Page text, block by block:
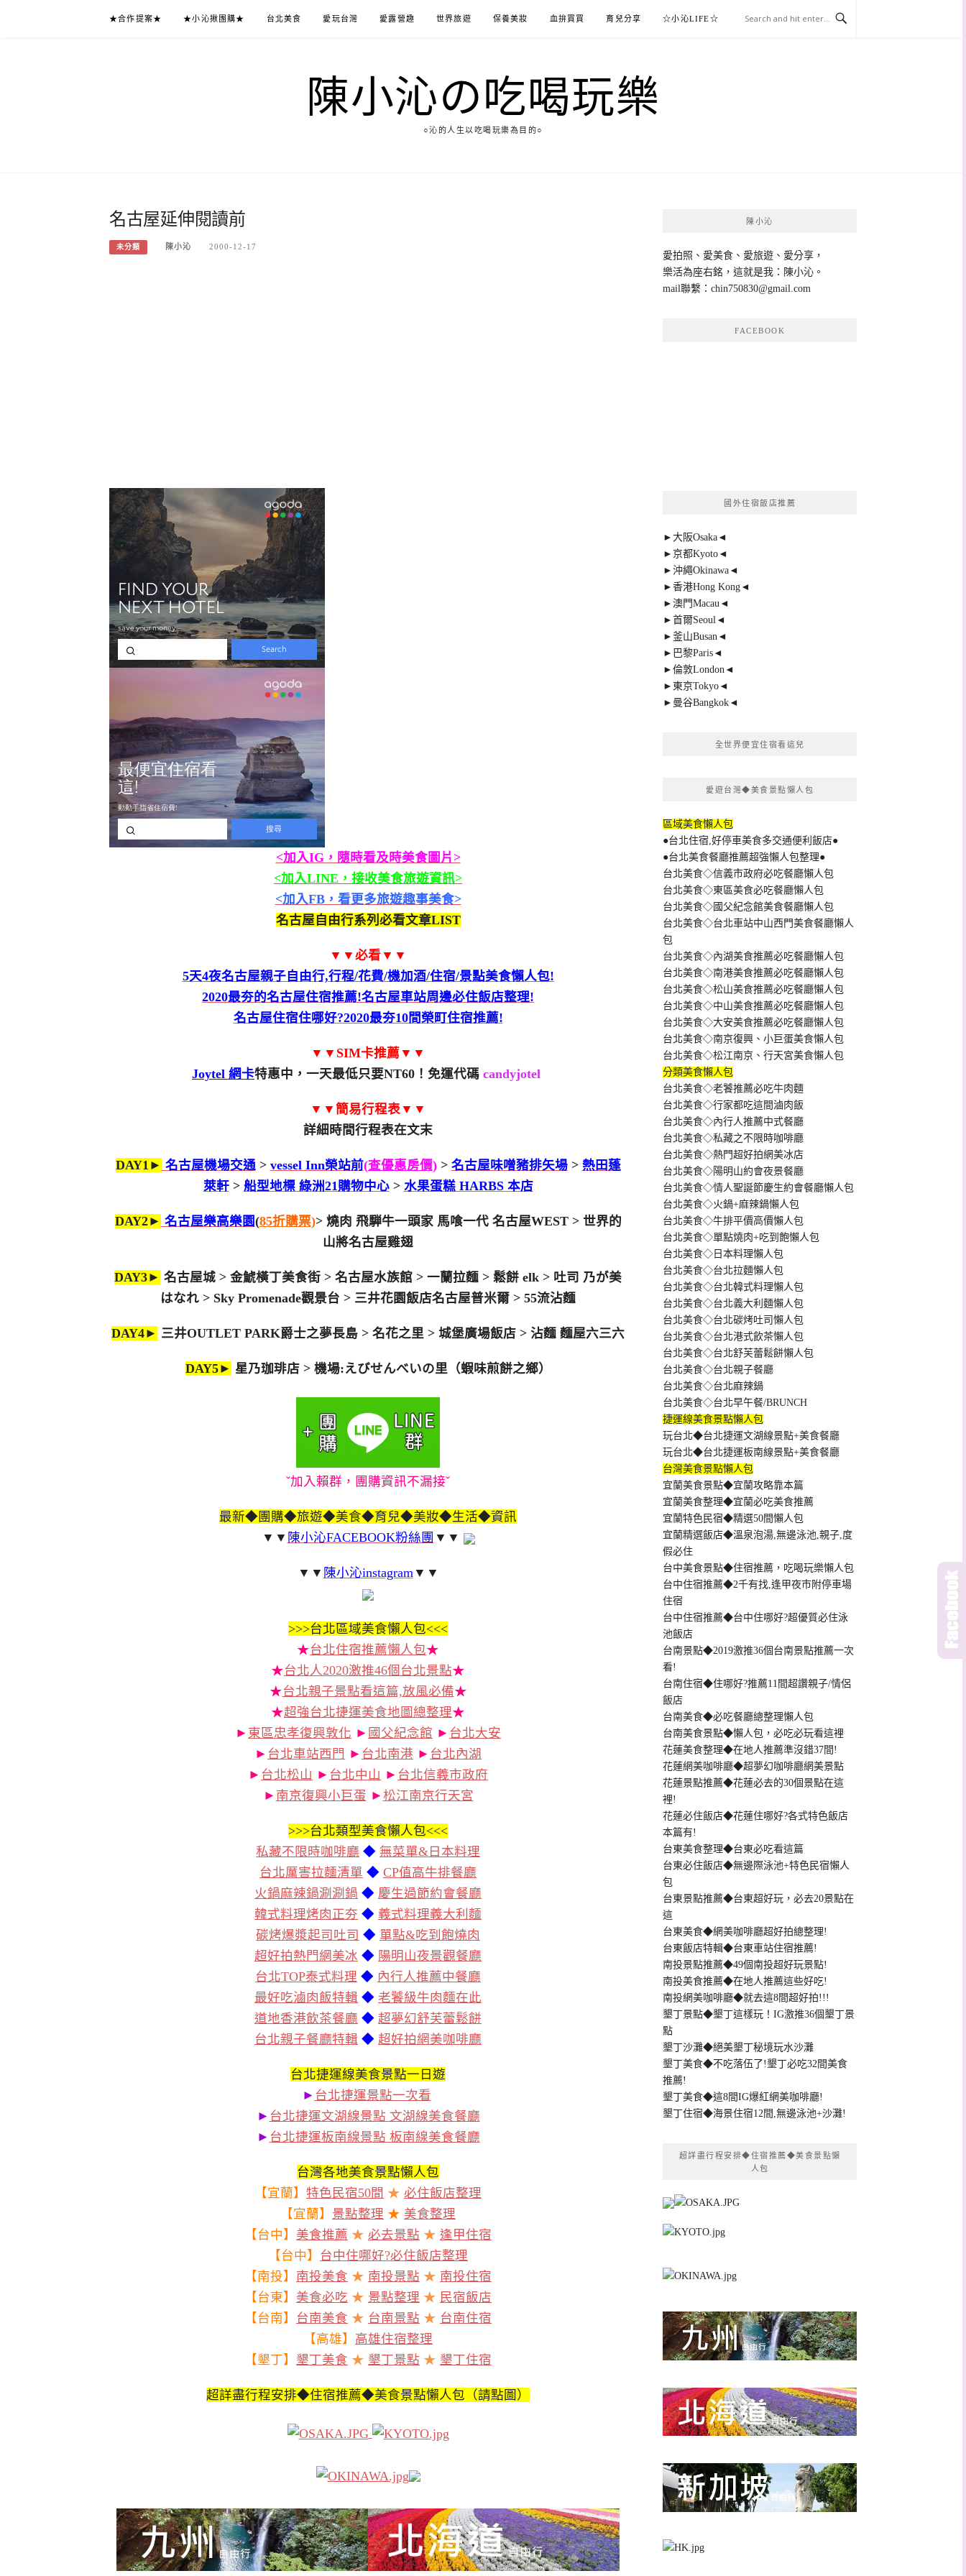
★合作提案★ ★小沁揪團購★ 台北美食 愛玩台灣 愛露營趣 世界旅遊 保養美妝 血拚買買 育兒分享 ☆小沁LIFE☆
陳小沁の吃喝玩樂
○沁的人生以吃喝玩樂為目的○
名古屋延伸閱讀前
未分類 陳小沁 2000-12-17
<加入IG，隨時看及時美食圖片>
<加入LINE，接收美食旅遊資訊>
<加入FB，看更多旅遊趣事美食>
名古屋自由行系列必看文章LIST
▼▼必看▼▼
5天4夜名古屋親子自由行,行程/花費/機加酒/住宿/景點美食懶人包!
2020最夯的名古屋住宿推薦!名古屋車站周邊必住飯店整理!
名古屋住宿住哪好?2020最夯10間榮町住宿推薦!
▼▼SIM卡推薦▼▼
Joytel 網卡特惠中，一天最低只要NT60！免運代碼 candyjotel
▼▼簡易行程表▼▼
詳細時間行程表在文末
DAY1► 名古屋機場交通> vessel Inn榮站前(查優惠房價)> 名古屋味噌豬排矢場> 熱田蓬
萊軒> 船型地標 綠洲21購物中心> 水果蛋糕 HARBS 本店
DAY2► 名古屋樂高樂園(85折購票)> 燒肉 飛騨牛一頭家 馬喰一代 名古屋WEST > 世界的
山將名古屋雞翅
DAY3► 名古屋城 > 金鯱橫丁美食街 > 名古屋水族館 > 一蘭拉麵 > 鬆餅 elk > 吐司 乃が美
はなれ > Sky Promenade觀景台 > 三井花園飯店名古屋普米爾 > 55流沾麵
DAY4► 三井OUTLET PARK爵士之夢長島 > 名花之里 > 城堡廣場飯店 > 沾麵 麵屋六三六
DAY5► 星乃珈琲店 > 機場:えびせんべいの里（蝦味煎餅之鄉）
ˇ加入賴群，團購資訊不漏接ˇ
最新◆團購◆旅遊◆美食◆育兒◆美妝◆生活◆資訊
▼▼ 陳小沁FACEBOOK粉絲團 ▼▼
▼▼ 陳小沁instagram ▼▼
>>>台北區域美食懶人包<<<
★台北住宿推薦懶人包★
★台北人2020激推46個台北景點★
★台北親子景點看這篇,放風必備★
★超強台北捷運美食地圖總整理★
► 東區忠孝復興敦化 ► 國父紀念館 ► 台北大安
► 台北車站西門 ► 台北南港 ► 台北內湖
► 台北松山 ► 台北中山 ► 台北信義市政府
► 南京復興小巨蛋 ► 松江南京行天宮
>>>台北類型美食懶人包<<<
私藏不限時咖啡廳 ◆ 無菜單&日本料理
台北厲害拉麵清單 ◆ CP值高牛排餐廳
火鍋麻辣鍋涮涮鍋 ◆ 慶生過節約會餐廳
韓式料理烤肉正夯 ◆ 義式料理義大利麵
碳烤爆漿起司吐司 ◆ 單點&吃到飽燒肉
超好拍熱門網美冰 ◆ 陽明山夜景觀餐廳
台北TOP泰式料理 ◆ 內行人推薦中餐廳
最好吃滷肉飯特輯 ◆ 老饕級牛肉麵在此
道地香港飲茶餐廳 ◆ 超夢幻舒芙蕾鬆餅
台北親子餐廳特輯 ◆ 超好拍網美咖啡廳
台北捷運線美食景點一日遊
► 台北捷運景點一次看
► 台北捷運文湖線景點 文湖線美食餐廳
► 台北捷運板南線景點 板南線美食餐廳
台灣各地美食景點懶人包
【宜蘭】 特色民宿50間 ★ 必住飯店整理
【宜蘭】 景點整理 ★ 美食整理
【台中】 美食推薦 ★ 必去景點 ★ 逢甲住宿
【台中】 台中住哪好?必住飯店整理
【南投】 南投美食 ★ 南投景點 ★ 南投住宿
【台東】 美食必吃 ★ 景點整理 ★ 民宿飯店
【台南】 台南美食 ★ 台南景點 ★ 台南住宿
【高雄】 高雄住宿整理
【墾丁】 墾丁美食 ★ 墾丁景點 ★ 墾丁住宿
超詳盡行程安排◆住宿推薦◆美食景點懶人包（請點圖）
陳小沁
愛拍照、愛美食、愛旅遊、愛分享，
樂活為座右銘，這就是我：陳小沁。
mail聯繫： chin750830@gmail.com
FACEBOOK
國外住宿飯店推薦
►大阪Osaka◄
►京都Kyoto◄
►沖繩Okinawa◄
►香港Hong Kong◄
►澳門Macau◄
►首爾Seoul◄
►釜山Busan◄
►巴黎Paris◄
►倫敦London◄
►東京Tokyo◄
►曼谷Bangkok◄
全世界便宜住宿看這兒
愛遊台灣◆美食景點懶人包
區域美食懶人包
●台北住宿,好停車美食多交通便利飯店●
●台北美食餐廳推薦超強懶人包整理●
台北美食◇信義市政府必吃餐廳懶人包
台北美食◇東區美食必吃餐廳懶人包
台北美食◇國父紀念館美食餐廳懶人包
台北美食◇台北車站中山西門美食餐廳懶人
包
台北美食◇內湖美食推薦必吃餐廳懶人包
台北美食◇南港美食推薦必吃餐廳懶人包
台北美食◇松山美食推薦必吃餐廳懶人包
台北美食◇中山美食推薦必吃餐廳懶人包
台北美食◇大安美食推薦必吃餐廳懶人包
台北美食◇南京復興、小巨蛋美食懶人包
台北美食◇松江南京、行天宮美食懶人包
分類美食懶人包
台北美食◇老饕推薦必吃牛肉麵
台北美食◇行家都吃這間滷肉飯
台北美食◇內行人推薦中式餐廳
台北美食◇私藏之不限時咖啡廳
台北美食◇熱門超好拍網美冰店
台北美食◇陽明山約會夜景餐廳
台北美食◇情人聖誕節慶生約會餐廳懶人包
台北美食◇火鍋+麻辣鍋懶人包
台北美食◇牛排平價高價懶人包
台北美食◇單點燒肉+吃到飽懶人包
台北美食◇日本料理懶人包
台北美食◇台北拉麵懶人包
台北美食◇台北韓式料理懶人包
台北美食◇台北義大利麵懶人包
台北美食◇台北碳烤吐司懶人包
台北美食◇台北港式飲茶懶人包
台北美食◇台北舒芙蕾鬆餅懶人包
台北美食◇台北親子餐廳
台北美食◇台北麻辣鍋
台北美食◇台北早午餐/BRUNCH
捷運線美食景點懶人包
玩台北◆台北捷運文湖線景點+美食餐廳
玩台北◆台北捷運板南線景點+美食餐廳
台灣美食景點懶人包
宜蘭美食景點◆宜蘭攻略靠本篇
宜蘭美食整理◆宜蘭必吃美食推薦
宜蘭特色民宿◆精選50間懶人包
宜蘭精選飯店◆溫泉泡湯,無邊泳池,親子,度
假必住
台中美食景點◆住宿推薦，吃喝玩樂懶人包
台中住宿推薦◆2千有找,逢甲夜市附停車場
住宿
台中住宿推薦◆台中住哪好?超優質必住泳
池飯店
台南景點◆2019激推36個台南景點推薦一次
看!
台南住宿◆住哪好?推薦11間超讚親子/情侶
飯店
台南美食◆必吃餐廳總整理懶人包
台南美食景點◆懶人包，必吃必玩看這裡
花蓮美食整理◆在地人推薦準沒錯37間!
花蓮網美咖啡廳◆超夢幻咖啡廳網美景點
花蓮景點推薦◆花蓮必去的30個景點在這
裡!
花蓮必住飯店◆花蓮住哪好?各式特色飯店
本篇有!
台東美食整理◆台東必吃看這篇
台東必住飯店◆無邊際泳池+特色民宿懶人
包
台東景點推薦◆台東超好玩，必去20景點在
這
台東美食◆網美咖啡廳超好拍總整理!
台東飯店特輯◆台東車站住宿推薦!
南投景點推薦◆49個南投超好玩景點!
南投美食推薦◆在地人推薦這些好吃!
南投網美咖啡廳◆就去這8間超好拍!!!
墾丁景點◆墾丁這樣玩！IG激推36個墾丁景
點
墾丁沙灘◆絕美墾丁秘境玩水沙灘
墾丁美食◆不吃落伍了!墾丁必吃32間美食
推薦!
墾丁美食◆這8間IG爆紅網美咖啡廳!
墾丁住宿◆海景住宿12間,無邊泳池+沙灘!
超詳盡行程安排◆住宿推薦◆美食景點懶
人包